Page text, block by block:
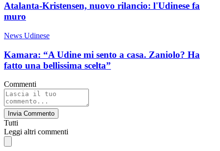
Atalanta-Kristensen, nuovo rilancio: l'Udinese fa
muro
News Udinese
Kamara: “A Udine mi sento a casa. Zaniolo? Ha
fatto una bellissima scelta”
Commenti
Invia Commento
Tutti
Leggi altri commenti